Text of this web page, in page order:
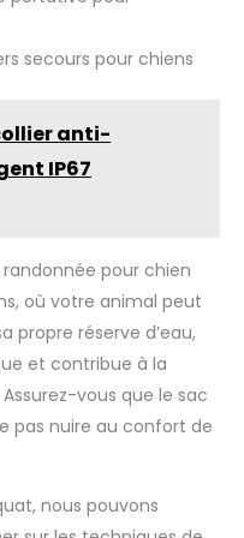
de 2 anneaux en "D"
ceinture, fabriqués en
la laisse en toute
le portefeuille... vous
promenade avec votre
GARANTIE : Ne vous
produits EDIPETS sont
garantie européenne,
agréés.
secours pour chiens
anti-
IP67
pour chien
où votre animal peut
propre réserve d’eau,
et contribue à la
vous que le sac
pas nuire au confort de
nous pouvons